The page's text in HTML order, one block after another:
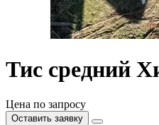
Тис средний
Цена по запросу
Оставить заявку